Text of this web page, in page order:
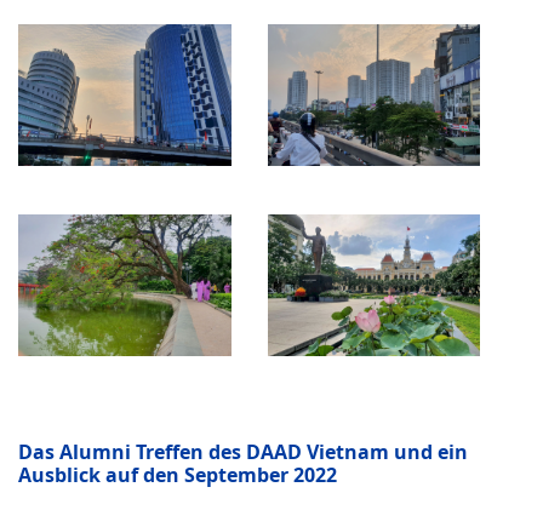
Das Alumni Treffen des DAAD Vietnam und ein
Ausblick auf den September 2022